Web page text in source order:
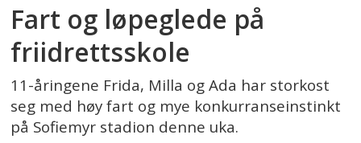
Fart og løpeglede på
friidrettsskole
11-åringene Frida, Milla og Ada har storkost
seg med høy fart og mye konkurranseinstinkt
på Sofiemyr stadion denne uka.